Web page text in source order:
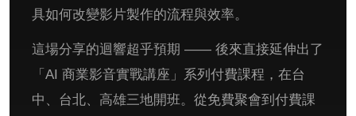
具如何改變影片製作的流程與效率。
這場分享的迴響超乎預期 —— 後來直接延伸出了
「AI 商業影音實戰講座」系列付費課程，在台
中、台北、高雄三地開班。從免費聚會到付費課